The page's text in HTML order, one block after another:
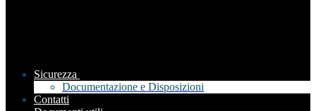
Sicurezza
Documentazione e Disposizioni
Contatti